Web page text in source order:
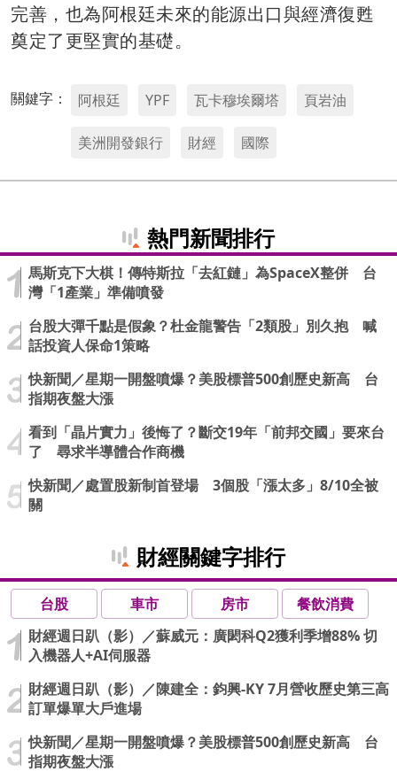
完善，也為阿根廷未來的能源出口與經濟復甦
奠定了更堅實的基礎。
關鍵字： 阿根廷 YPF 瓦卡穆埃爾塔 頁岩油
美洲開發銀行 財經 國際
熱門新聞排行
馬斯克下大棋！傳特斯拉「去紅鏈」為SpaceX整併 台
灣「1產業」準備噴發
台股大彈千點是假象？杜金龍警告「2類股」別久抱 喊
話投資人保命1策略
快新聞／星期一開盤噴爆？美股標普500創歷史新高 台
指期夜盤大漲
看到「晶片實力」後悔了？斷交19年「前邦交國」要來台
了 尋求半導體合作商機
快新聞／處置股新制首登場 3個股「漲太多」8/10全被
關
財經關鍵字排行
台股 車市 房市
餐飲消費
財經週日趴（影）／蘇威元：廣閎科Q2獲利季增88% 切
入機器人+AI伺服器
財經週日趴（影）／陳建全：鈞興-KY 7月營收歷史第三高
訂單爆單大戶進場
快新聞／星期一開盤噴爆？美股標普500創歷史新高 台
指期夜盤大漲